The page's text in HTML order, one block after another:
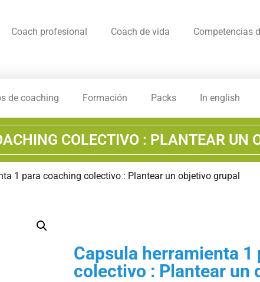
Coach profesional Coach de vida Competencias
de coaching Formación Packs In english
COLECTIVO : PLANTEAR UN
1 para coaching colectivo : Plantear un objetivo grupal
Capsula herramienta 1
colectivo : Plantear un